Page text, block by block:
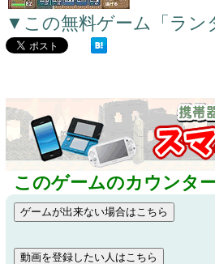
▼この無料ゲーム「ラン
このゲームのカウンタ